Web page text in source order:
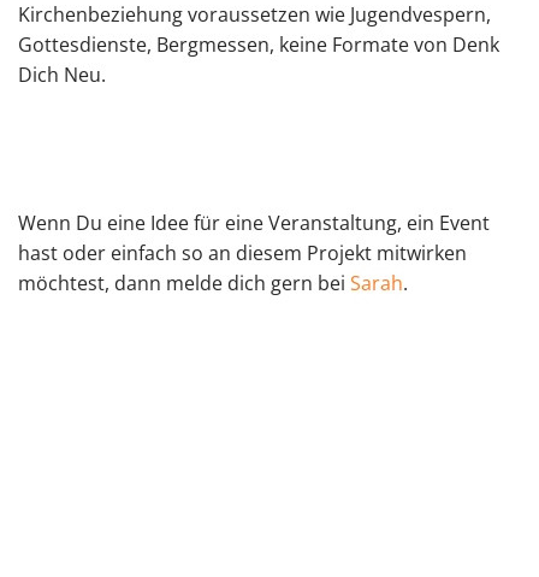
Kirchenbeziehung voraussetzen wie Jugendvespern,
Gottesdienste, Bergmessen, keine Formate von Denk
Dich Neu.
Wenn Du eine Idee für eine Veranstaltung, ein Event
hast oder einfach so an diesem Projekt mitwirken
möchtest, dann melde dich gern bei Sarah.